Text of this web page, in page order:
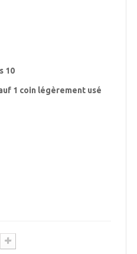
10
1 coin légèrement usé